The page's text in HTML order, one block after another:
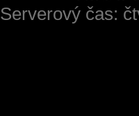
Serverový čas: